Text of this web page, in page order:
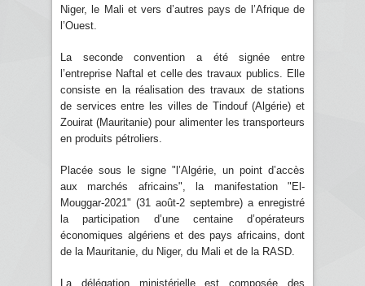
Niger, le Mali et vers d’autres pays de l’Afrique de
l’Ouest.
La seconde convention a été signée entre
l’entreprise Naftal et celle des travaux publics. Elle
consiste en la réalisation des travaux de stations
de services entre les villes de Tindouf (Algérie) et
Zouirat (Mauritanie) pour alimenter les transporteurs
en produits pétroliers.
Placée sous le signe "l’Algérie, un point d’accès
aux marchés africains", la manifestation "El-
Mouggar-2021" (31 août-2 septembre) a enregistré
la participation d’une centaine d’opérateurs
économiques algériens et des pays africains, dont
de la Mauritanie, du Niger, du Mali et de la RASD.
La délégation ministérielle est composée des